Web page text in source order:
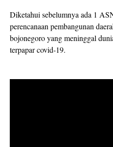
Diketahui sebelumnya ada 1
perencanaan pembangunan
bojonegoro yang meninggal
terpapar covid-19.